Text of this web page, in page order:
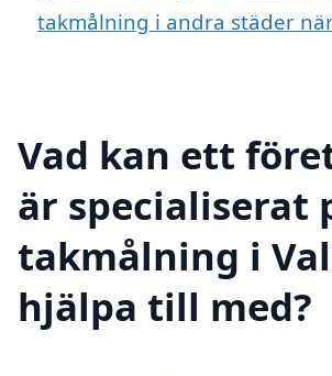
takmålning i andra städer
Vad kan ett
är specialiserat
takmålning i
hjälpa till med?